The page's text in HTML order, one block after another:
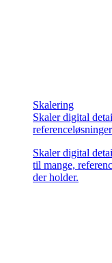
Skalering
Skaler digital
Skaler digital
til mange,
der holder.